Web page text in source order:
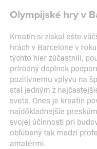
Olympijské hry v
Kreatín si získal ešte
hrách v Barcelone v
týchto hier zúčastnili,
prírodný doplnok
pozitívnemu vplyvu na
stal jedným z
svete. Dnes je kreatín
najdôkladnejšie
svojej účinnosti pri
obľúbený tak medzi
amatérmi.